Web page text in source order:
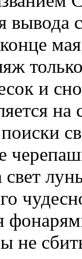
и
на
свет
не